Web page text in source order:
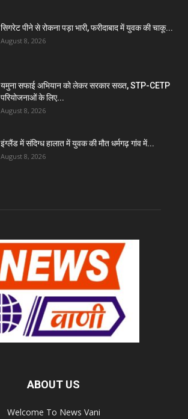
सिगरेट पीने से रोकना पड़ा भारी, फरीदाबाद में युवक की चाकू...
August 8, 2026
यमुना सफाई अभियान को लेकर सरकार सख्त, STP-CETP
परियोजनाओं के लिए...
August 8, 2026
इंग्लैंड में संदिग्ध हालात में युवक की मौत धर्मगढ़ गांव में...
August 8, 2026
ABOUT US
Welcome To News Vani